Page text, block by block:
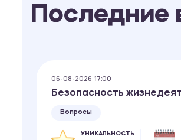
Последние
06-08-2026 17:00
Безопасность
Вопросы
УНИКАЛЬНОСТЬ